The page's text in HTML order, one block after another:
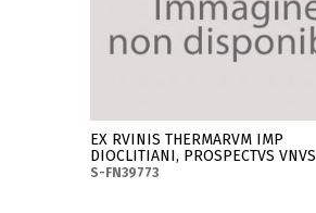
EX RVINIS THERMARVM IMP
DIOCLITIANI, PROSPECTVS VNVS
S-FN39773